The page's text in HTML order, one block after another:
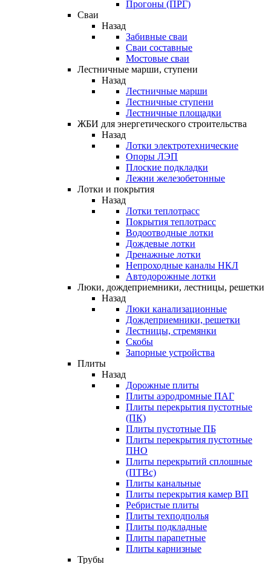
Прогоны (ПРГ)
Сваи
Назад
Забивные сваи
Сваи составные
Мостовые сваи
Лестничные марши, ступени
Назад
Лестничные марши
Лестничные ступени
Лестничные площадки
ЖБИ для энергетического строительства
Назад
Лотки электротехнические
Опоры ЛЭП
Плоские подкладки
Лежни железобетонные
Лотки и покрытия
Назад
Лотки теплотрасс
Покрытия теплотрасс
Водоотводные лотки
Дождевые лотки
Дренажные лотки
Непроходные каналы НКЛ
Автодорожные лотки
Люки, дождеприемники, лестницы, решетки
Назад
Люки канализационные
Дождеприемники, решетки
Лестницы, стремянки
Скобы
Запорные устройства
Плиты
Назад
Дорожные плиты
Плиты аэродромные ПАГ
Плиты перекрытия пустотные
(ПК)
Плиты пустотные ПБ
Плиты перекрытия пустотные
ПНО
Плиты перекрытий сплошные
(ПТВс)
Плиты канальные
Плиты перекрытия камер ВП
Ребристые плиты
Плиты техподполья
Плиты подкладные
Плиты парапетные
Плиты карнизные
Трубы